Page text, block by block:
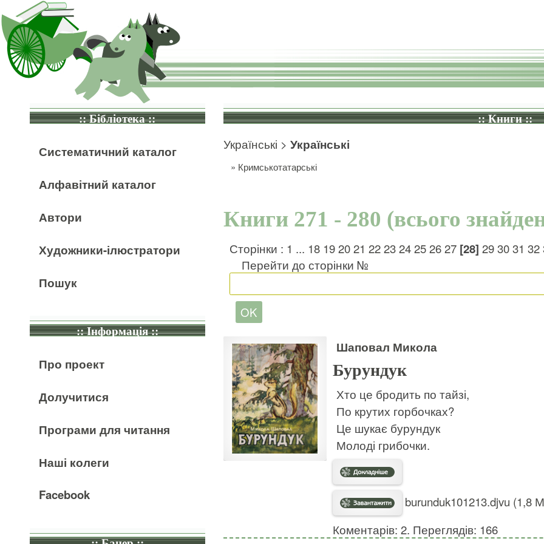
:: Бібліотека ::
Систематичний каталог
Алфавітний каталог
Автори
Художники-ілюстратори
Пошук
:: Інформація ::
Про проект
Долучитися
Програми для читання
Наші колеги
Facebook
:: Книги ::
Українські > Українські
» Кримськотатарські
Книги 271 - 280 (всього
Сторінки : 1 ... 18 19 20 21 22 23 24 25 26 27 [28] 29 30 31 32
Перейти до сторінки №
Шаповал Микола
Бурундук
Хто це бродить по тайзі,
По крутих горбочках?
Це шукає бурундук
Молоді грибочки.
burunduk101213.djvu (1,8
Коментарів: 2. Переглядів: 166